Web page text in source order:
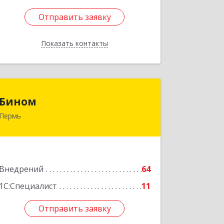
Отправить заявку
Показать контакты
Отправить заявку
Назад
Бином
Пермь
Внедрений
64
1С:Специалист
11
Отправить заявку
Отправить заявку